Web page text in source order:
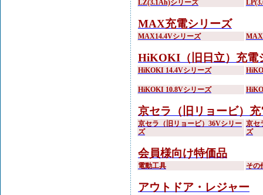
LZ(3.1Ah)シリーズ
MAX充電シリーズ
MAX14.4Vシリーズ
HiKOKI（旧日立）充電
HiKOKI 14.4Vシリーズ
HiKOKI 10.8Vシリーズ
京セラ（旧リョービ）
京セラ（旧リョービ）36Vシリー
ズ
京セ
ズ
会員様向け特価品
電動工具 その
アウトドア・レジャー